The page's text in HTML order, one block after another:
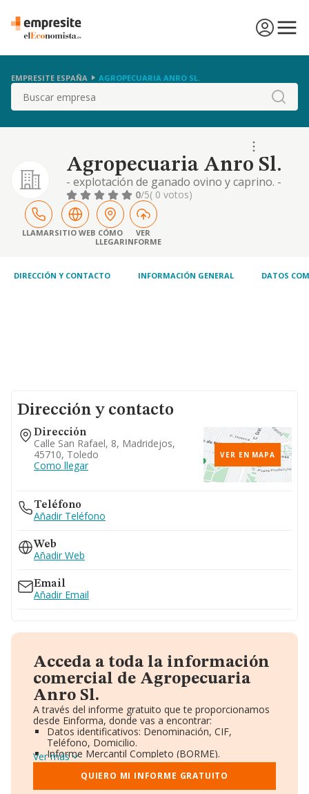
EMPRESITE ESPAÑA AGROPECUARIA ANRO SL.
Buscar
Agropecuaria Anro Sl.
- explotación de ganado ovino y caprino. -
producción ganadera de todo tipo de
animales. - producción agrícola de todo tipo
de productos agrarios, tanto en superficies
a cielo abierto como en invernaderos. cnae
0/5( 0 votos)
LLAMARSITIO WEB CÓMO
LLEGAR
VER
INFORME
DIRECCIÓN Y CONTACTO INFORMACIÓN GENERAL DATOS
Dirección y contacto
Dirección
Calle San Rafael, 8, Madridejos,
45710, Toledo
Como llegar
VER EN MAPA
Teléfono
Añadir Teléfono
Web
Añadir Web
Email
Añadir Email
Acceda a toda la información
comercial de Agropecuaria
Anro Sl.
A través del informe gratuito que te proporcionamos
desde Einforma, donde vas a encontrar:
Datos identificativos: Denominación, CIF,
Teléfono, Domicilio.
Informe Mercantil Completo (BORME).
Gráficos de Evolución Ventas y Empleados.
Consejo de Administración y Administradores.
Directivos y Ejecutivos.
Ver más
QUIERO MI INFORME GRATUITO